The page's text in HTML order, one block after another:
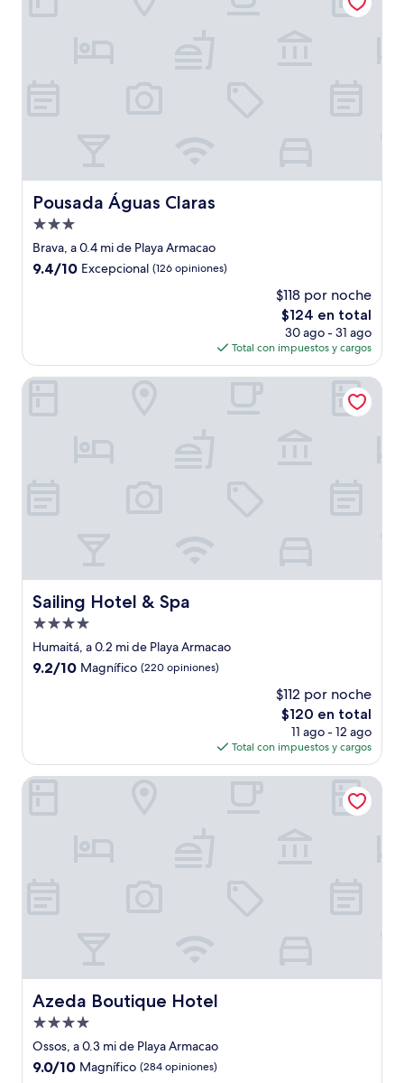
Pousada Águas Claras
Pousada Águas Claras
Propiedad
de
3.0
Brava, a 0.4 mi de Playa Armacao
9.4
9.4/10 Excepcional (126 opiniones)
$118 por noche
El
precio
actual
es
de
$124 en total
30 ago - 31 ago
Total con impuestos y cargos
Sailing Hotel & Spa
Sailing Hotel & Spa
Propiedad
de
4.0
Humaitá, a 0.2 mi de Playa Armacao
9.2
9.2/10 Magnífico (220 opiniones)
$112 por noche
El
precio
actual
es
de
$120 en total
11 ago - 12 ago
Total con impuestos y cargos
Sailing Hotel & Spa
Azeda Boutique Hotel
Azeda Boutique Hotel
Propiedad
de
4.0
Ossos, a 0.3 mi de Playa Armacao
9.0
9.0/10 Magnífico (284 opiniones)
Azeda Boutique Hotel